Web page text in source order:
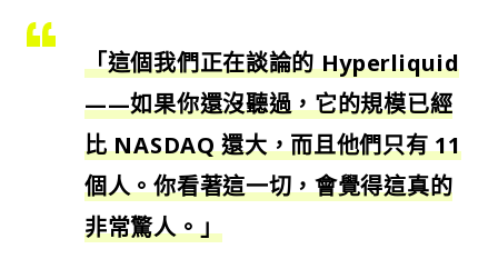
「這個我們正在談論的 Hyperliquid
——如果你還沒聽過，它的規模已經
比 NASDAQ 還大，而且他們只有 11
個人。你看著這一切，會覺得這真的
非常驚人。」